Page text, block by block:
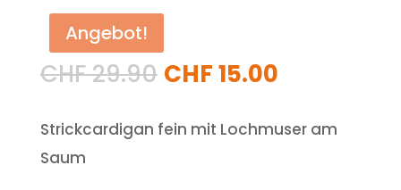
Angebot!
CHF29.90 CHF15.00
Strickcardigan fein mit Lochmuser am
Saum